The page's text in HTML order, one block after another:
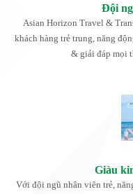
Đội
Asian Horizon Travel &
khách hàng trẻ trung, năng
& giải đáp mọi
Giàu
Với đội ngũ nhân viên trẻ,